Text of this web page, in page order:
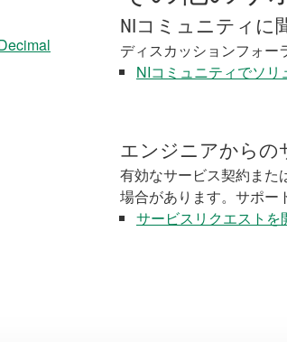
NIコミュニティに
ディスカッションフォー
NIコミュニティでソ
エンジニアからの
有効なサービス契約また
場合があります。サポー
サービスリクエストを